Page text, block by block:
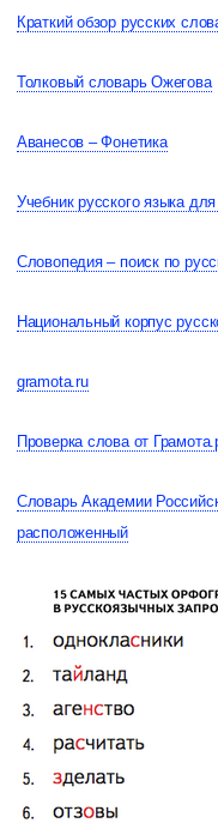
Краткий обзор русских
Толковый словарь Ожегова
Аванесов – Фонетика
Учебник русского языка
Словопедия – поиск по
Национальный корпус
gramota.ru
Проверка слова от
Словарь Академии
расположенный